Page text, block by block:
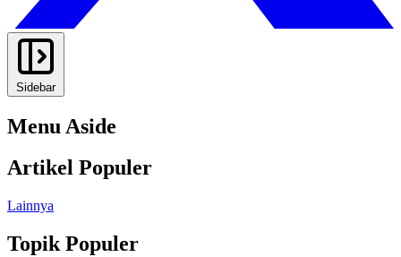
Sidebar
Menu Aside
Artikel Populer
Lainnya
Topik Populer